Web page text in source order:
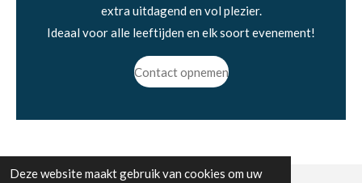
Deze website maakt gebruik van cookies om uw
extra uitdagend en vol plezier.
Ideaal voor alle leeftijden en elk soort evenement!
Contact opnemen